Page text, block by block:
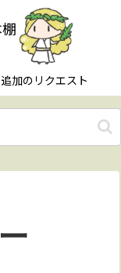
加のリクエスト